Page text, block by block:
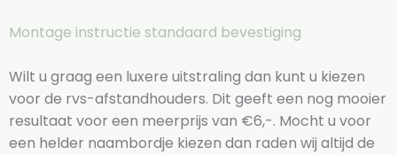
Montage instructie standaard bevestiging
Wilt u graag een luxere uitstraling dan kunt u kiezen
voor de rvs-afstandhouders. Dit geeft een nog mooier
resultaat voor een meerprijs van €6,-. Mocht u voor
een helder naambordje kiezen dan raden wij altijd de